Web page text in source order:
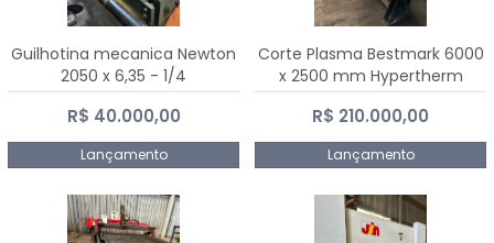
Guilhotina mecanica Newton
2050 x 6,35 - 1/4
R$ 40.000,00
Lançamento
Corte Plasma Bestmark 6000
x 2500 mm Hypertherm
MaxPro 200
R$ 210.000,00
Lançamento